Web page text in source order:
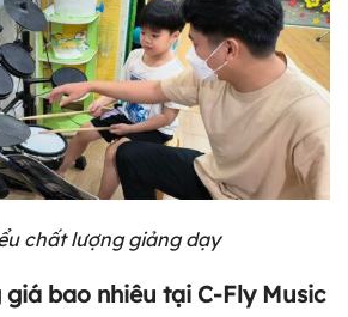
chất lượng giảng dạy
bao nhiêu tại C-Fly Music